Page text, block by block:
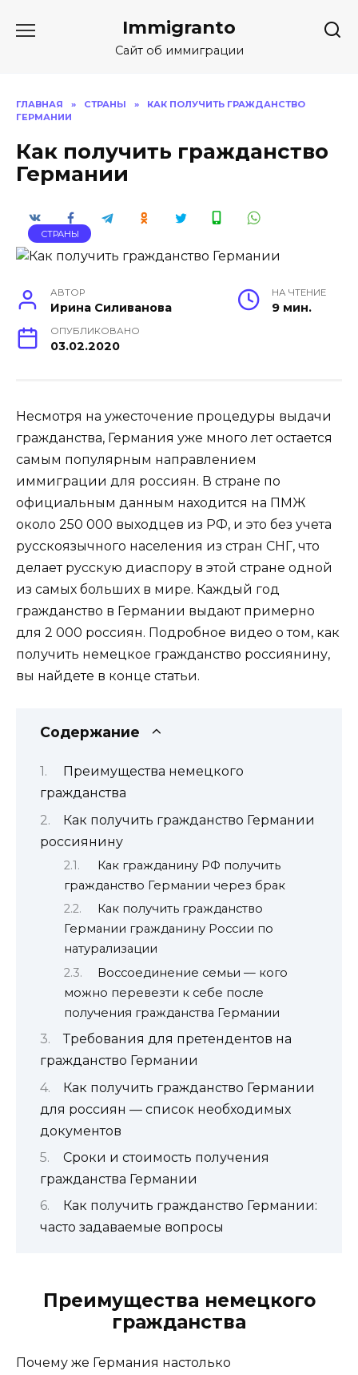
Immigranto
Сайт об иммиграции
ГЛАВНАЯ » СТРАНЫ »
КАК ПОЛУЧИТЬ ГРАЖДАНСТВО
ГЕРМАНИИ
Как получить гражданство
Германии
СТРАНЫ
АВТОР
Ирина Силиванова
НА ЧТЕНИЕ
9 мин.
ОПУБЛИКОВАНО
03.02.2020
Несмотря на ужесточение процедуры выдачи
гражданства, Германия уже много лет остается
самым популярным направлением
иммиграции для россиян. В стране по
официальным данным находится на ПМЖ
около 250 000 выходцев из РФ, и это без учета
русскоязычного населения из стран СНГ, что
делает русскую диаспору в этой стране одной
из самых больших в мире. Каждый год
гражданство в Германии выдают примерно
для 2 000 россиян. Подробное видео о том, как
получить немецкое гражданство россиянину,
вы найдете в конце статьи.
Содержание
Преимущества немецкого
гражданства
Как получить гражданство Германии
россиянину
Как гражданину РФ получить
гражданство Германии через брак
Как получить гражданство
Германии гражданину России по
натурализации
Воссоединение семьи — кого
можно перевезти к себе после
получения гражданства Германии
Требования для претендентов на
гражданство Германии
Как получить гражданство Германии
для россиян — список необходимых
документов
Сроки и стоимость получения
гражданства Германии
Как получить гражданство Германии:
часто задаваемые вопросы
Преимущества немецкого
гражданства
Почему же Германия настолько